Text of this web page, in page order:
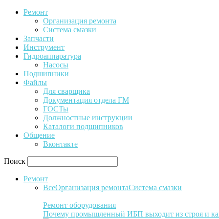
Ремонт
Организация ремонта
Система смазки
Запчасти
Инструмент
Гидроаппаратура
Насосы
Подшипники
Файлы
Для сварщика
Документация отдела ГМ
ГОСТы
Должностные инструкции
Каталоги подшипников
Общение
Вконтакте
Поиск
Ремонт
ВсеОрганизация ремонтаСистема смазки
Ремонт оборудования
Почему промышленный ИБП выходит из строя и